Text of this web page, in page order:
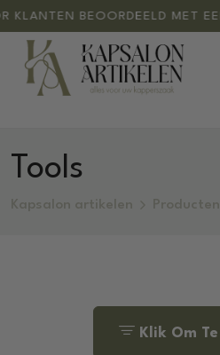
BEOORDEELD MET EEN 9.8
Tools
Kapsalon artikelen Producten
Klik Om